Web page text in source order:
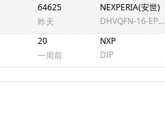
64625
昨天
NEXPERIA(安世)
DHVQFN-16-EP(2.5x3.5)
20
一周前
NXP
DIP